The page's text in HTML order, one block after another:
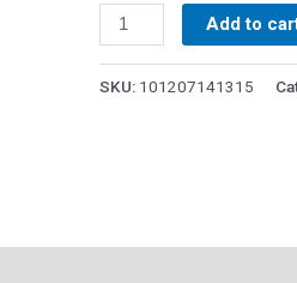
Add to
SKU: 101207141315